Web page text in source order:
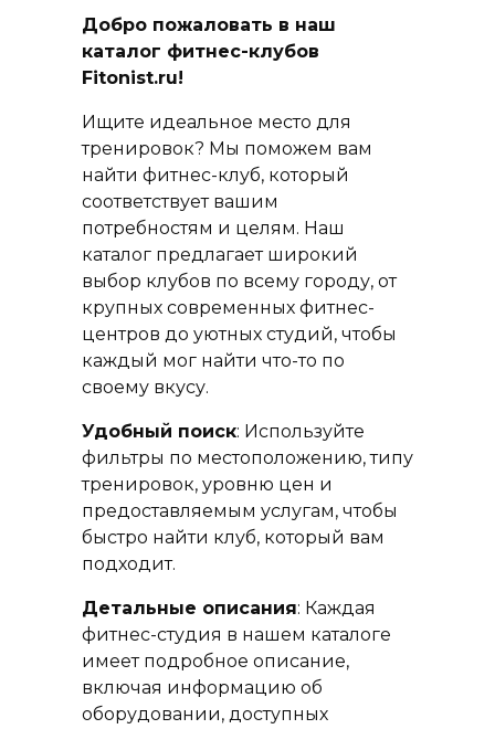
Добро пожаловать в наш
каталог фитнес-клубов
Fitonist.ru!
Ищите идеальное место для
тренировок? Мы поможем вам
найти фитнес-клуб, который
соответствует вашим
потребностям и целям. Наш
каталог предлагает широкий
выбор клубов по всему городу, от
крупных современных фитнес-
центров до уютных студий, чтобы
каждый мог найти что-то по
своему вкусу.
Удобный поиск: Используйте
фильтры по местоположению, типу
тренировок, уровню цен и
предоставляемым услугам, чтобы
быстро найти клуб, который вам
подходит.
Детальные описания: Каждая
фитнес-студия в нашем каталоге
имеет подробное описание,
включая информацию об
оборудовании, доступных